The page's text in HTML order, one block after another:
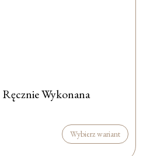
Wykonana
Wybierz wariant